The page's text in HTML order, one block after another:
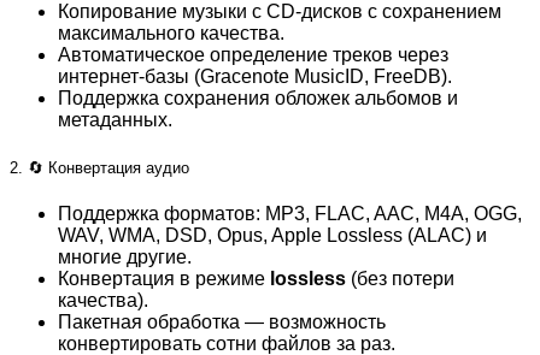
Копирование музыки с CD-дисков с сохранением
максимального качества.
Автоматическое определение треков через
интернет-базы (Gracenote MusicID, FreeDB).
Поддержка сохранения обложек альбомов и
метаданных.
2. 🔄 Конвертация аудио
Поддержка форматов: MP3, FLAC, AAC, M4A, OGG,
WAV, WMA, DSD, Opus, Apple Lossless (ALAC) и
многие другие.
Конвертация в режиме lossless (без потери
качества).
Пакетная обработка — возможность
конвертировать сотни файлов за раз.